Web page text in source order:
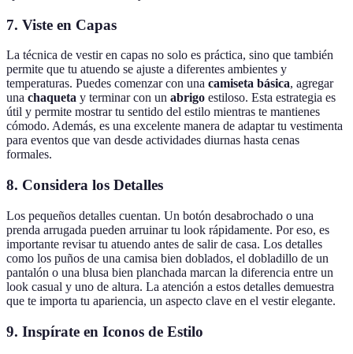
7. Viste en Capas
La técnica de vestir en capas no solo es práctica, sino que también
permite que tu atuendo se ajuste a diferentes ambientes y
temperaturas. Puedes comenzar con una camiseta básica, agregar
una chaqueta y terminar con un abrigo estiloso. Esta estrategia es
útil y permite mostrar tu sentido del estilo mientras te mantienes
cómodo. Además, es una excelente manera de adaptar tu vestimenta
para eventos que van desde actividades diurnas hasta cenas
formales.
8. Considera los Detalles
Los pequeños detalles cuentan. Un botón desabrochado o una
prenda arrugada pueden arruinar tu look rápidamente. Por eso, es
importante revisar tu atuendo antes de salir de casa. Los detalles
como los puños de una camisa bien doblados, el dobladillo de un
pantalón o una blusa bien planchada marcan la diferencia entre un
look casual y uno de altura. La atención a estos detalles demuestra
que te importa tu apariencia, un aspecto clave en el vestir elegante.
9. Inspírate en Iconos de Estilo